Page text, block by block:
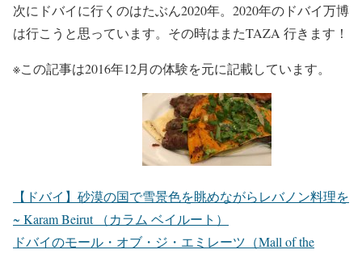
次にドバイに行くのはたぶん2020年。2020年のドバイ万博
は行こうと思っています。その時はまたTAZA 行きます！
※この記事は2016年12月の体験を元に記載しています。
【ドバイ】砂漠の国で雪景色を眺めながらレバノン料理を
~ Karam Beirut （カラム ベイルート）
ドバイのモール・オブ・ジ・エミレーツ（Mall of the